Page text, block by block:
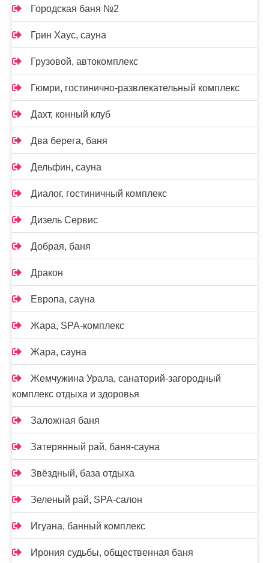
Городская баня №2
Грин Хаус, сауна
Грузовой, автокомплекс
Гюмри, гостинично-развлекательный комплекс
Дахт, конный клуб
Два берега, баня
Дельфин, сауна
Диалог, гостиничный комплекс
Дизель Сервис
Добрая, баня
Дракон
Европа, сауна
Жара, SPA-комплекс
Жара, сауна
Жемчужина Урала, санаторий-загородный
комплекс отдыха и здоровья
Заложная баня
Затерянный рай, баня-сауна
Звёздный, база отдыха
Зеленый рай, SPA-салон
Игуана, банный комплекс
Ирония судьбы, общественная баня